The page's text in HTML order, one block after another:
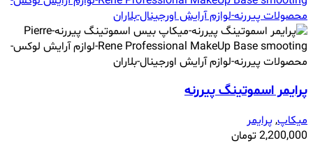
پرایمر اسموتینگ پیررنه
میکاپ,پرایمر
2,200,000تومان